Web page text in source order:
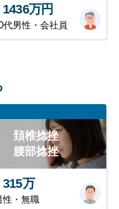
1436万円
代男性・会社員
頚椎捻挫
腰部捻挫
315万
性・無職